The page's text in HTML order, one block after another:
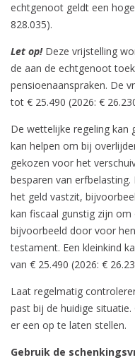
echtgenoot geldt een
828.035).
Let op!Deze vrijstelling
de aan de echtgenoot
pensioenaanspraken. De
tot € 25.490 (2026: €
De wettelijke regeling kan
kan helpen om bij
gekozen voor het
besparen van
het geld vastzit,
kan fiscaal gunstig zijn
bijvoorbeeld door voor
testament. Een kleinkind
van € 25.490 (2026: €
Laat regelmatig
past bij de huidige
er een op te laten stellen.
Gebruik de